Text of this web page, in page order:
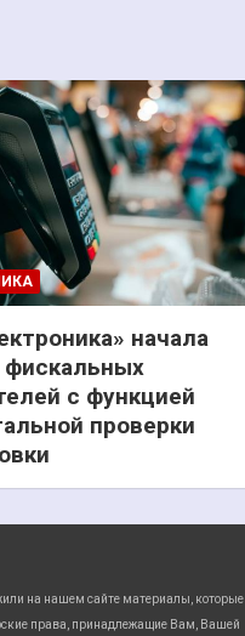
начала
фискальных
с функцией
проверки
на нашем сайте материалы, которые
права, принадлежащие Вам, Вашей